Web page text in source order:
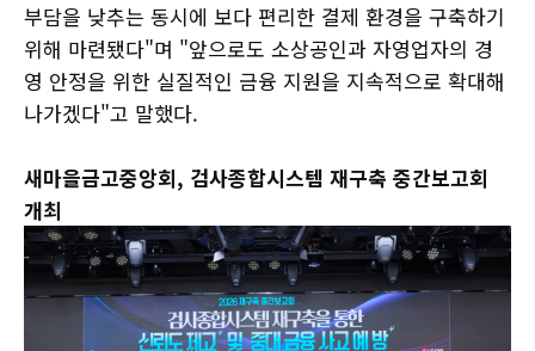
부담을 낮추는 동시에 보다 편리한 결제 환경을 구축하기
위해 마련됐다"며 "앞으로도 소상공인과 자영업자의 경
영 안정을 위한 실질적인 금융 지원을 지속적으로 확대해
나가겠다"고 말했다.
새마을금고중앙회, 검사종합시스템 재구축 중간보고회
개최